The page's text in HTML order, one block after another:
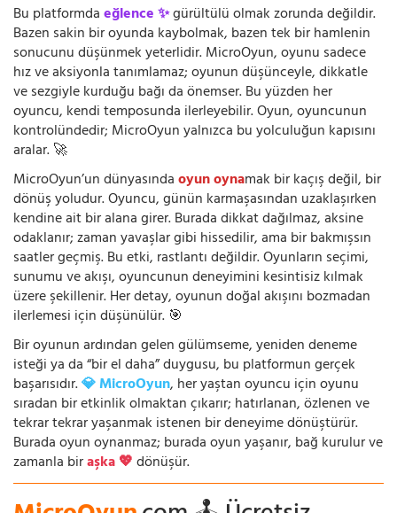
Bu platformdaeğlence ✨gürültülü olmak zorunda değildir.
Bazen sakin bir oyunda kaybolmak, bazen tek bir hamlenin
sonucunu düşünmek yeterlidir. MicroOyun, oyunu sadece
hız ve aksiyonla tanımlamaz; oyunun düşünceyle, dikkatle
ve sezgiyle kurduğu bağı da önemser. Bu yüzden her
oyuncu, kendi temposunda ilerleyebilir. Oyun, oyuncunun
kontrolündedir; MicroOyun yalnızca bu yolculuğun kapısını
aralar. 🚀
MicroOyun’un dünyasındaoyun oynamak bir kaçış değil, bir
dönüş yoludur. Oyuncu, günün karmaşasından uzaklaşırken
kendine ait bir alana girer. Burada dikkat dağılmaz, aksine
odaklanır; zaman yavaşlar gibi hissedilir, ama bir bakmışsın
saatler geçmiş. Bu etki, rastlantı değildir. Oyunların seçimi,
sunumu ve akışı, oyuncunun deneyimini kesintisiz kılmak
üzere şekillenir. Her detay, oyunun doğal akışını bozmadan
ilerlemesi için düşünülür. 🎯
Bir oyunun ardından gelen gülümseme, yeniden deneme
isteği ya da “bir el daha” duygusu, bu platformun gerçek
başarısıdır.💎 MicroOyun, her yaştan oyuncu için oyunu
sıradan bir etkinlik olmaktan çıkarır; hatırlanan, özlenen ve
tekrar tekrar yaşanmak istenen bir deneyime dönüştürür.
Burada oyun oynanmaz; burada oyun yaşanır, bağ kurulur ve
zamanla biraşka 💖dönüşür.